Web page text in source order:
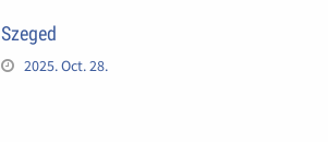
Szeged
2025. Oct. 28.